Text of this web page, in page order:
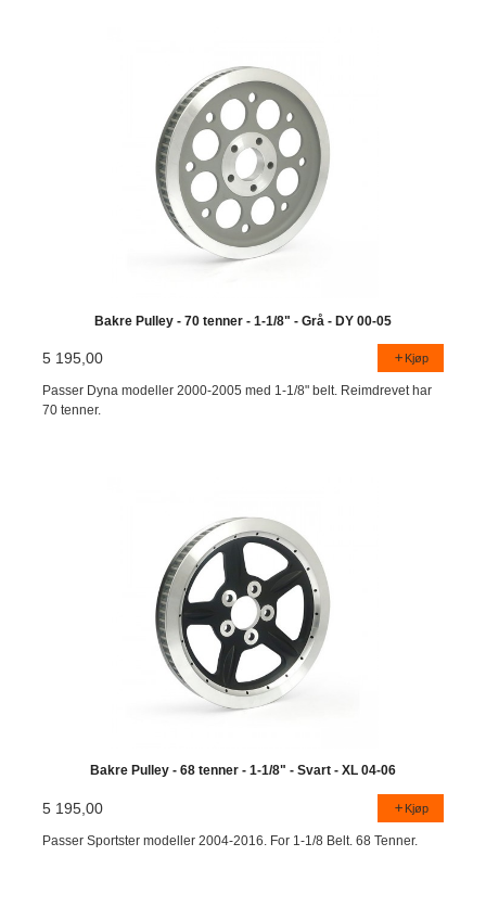
Bakre Pulley - 70 tenner - 1-1/8" - Grå - DY 00-05
5 195,00 Kjøp
Passer Dyna modeller 2000-2005 med 1-1/8" belt. Reimdrevet har
70 tenner.
Bakre Pulley - 68 tenner - 1-1/8" - Svart - XL 04-06
5 195,00 Kjøp
Passer Sportster modeller 2004-2016. For 1-1/8 Belt. 68 Tenner.